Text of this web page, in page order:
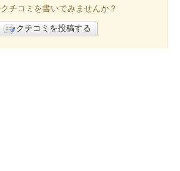
チコミを書いてみませんか？
クチコミを投稿する